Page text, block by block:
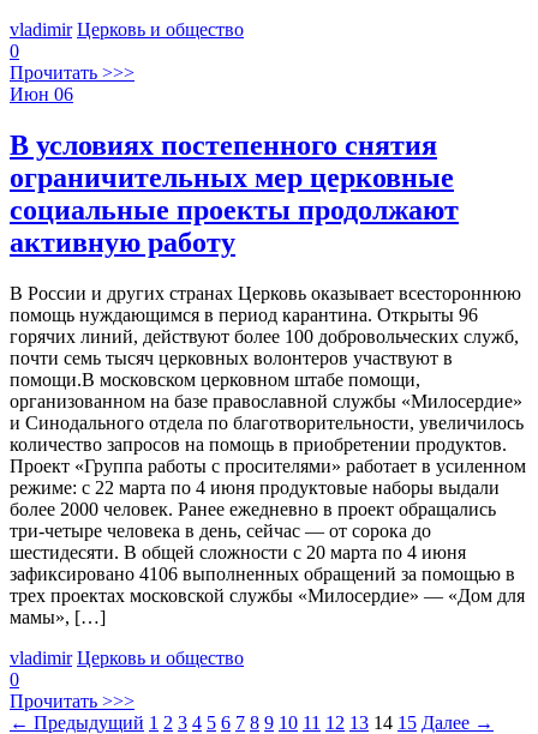
vladimir Церковь и общество
0
Прочитать >>>
Июн 06
В условиях постепенного снятия
ограничительных мер церковные
социальные проекты продолжают
активную работу
В России и других странах Церковь оказывает всестороннюю
помощь нуждающимся в период карантина. Открыты 96
горячих линий, действуют более 100 добровольческих служб,
почти семь тысяч церковных волонтеров участвуют в
помощи.В московском церковном штабе помощи,
организованном на базе православной службы «Милосердие»
и Синодального отдела по благотворительности, увеличилось
количество запросов на помощь в приобретении продуктов.
Проект «Группа работы с просителями» работает в усиленном
режиме: с 22 марта по 4 июня продуктовые наборы выдали
более 2000 человек. Ранее ежедневно в проект обращались
три-четыре человека в день, сейчас — от сорока до
шестидесяти. В общей сложности с 20 марта по 4 июня
зафиксировано 4106 выполненных обращений за помощью в
трех проектах московской службы «Милосердие» — «Дом для
мамы», […]
vladimir Церковь и общество
0
Прочитать >>>
← Предыдущий 1 2 3 4 5 6 7 8 9 10 11 12 13 14 15 Далее →